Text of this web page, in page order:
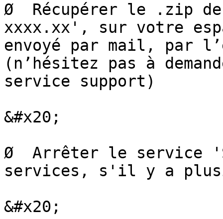
Ø  Récupérer le .zip
xxxx.xx', sur votre
envoyé par mail, par
(n’hésitez pas à
service support)
&#x20;
Ø  Arrêter le service
services, s'il y a
&#x20;